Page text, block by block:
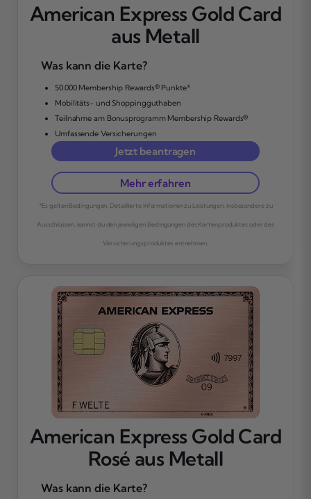
American Express Gold Card
aus Metall
Was kann die Karte?
50.000 Membership Rewards® Punkte*
Mobilitäts- und Shoppingguthaben
Teilnahme am Bonusprogramm Membership Rewards®
Umfassende Versicherungen
Jetzt beantragen
Mehr erfahren
*Es gelten Bedingungen. Detaillierte Informationen zu Leistungen, insbesondere zu
Ausschlüssen, kannst du den jeweiligen Bedingungen des Kartenproduktes oder des
Versicherungsproduktes entnehmen.
American Express Gold Card
Rosé aus Metall
Was kann die Karte?